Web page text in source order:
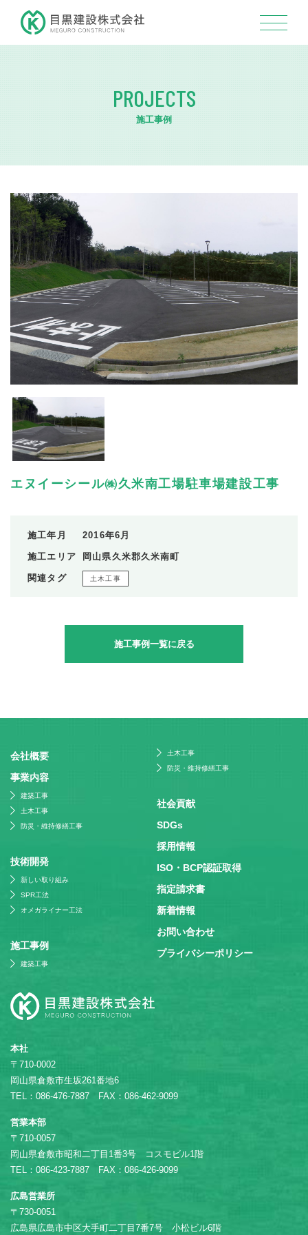
PROJECTS
施工事例
エヌイーシール㈱久米南工場駐車場建設工事
施工年月 2016年6月
施工エリア 岡山県久米郡久米南町
関連タグ 土木工事
施工事例一覧に戻る
本社
〒710-0002
岡山県倉敷市生坂261番地6
TEL：086-476-7887 FAX：086-462-9099
営業本部
〒710-0057
岡山県倉敷市昭和二丁目1番3号 コスモビル1階
TEL：086-423-7887 FAX：086-426-9099
広島営業所
〒730-0051
広島県広島市中区大手町二丁目7番7号 小松ビル6階
会社概要
事業内容
建築工事
土木工事
防災・維持修繕工事
技術開発
新しい取り組み
SPR工法
オメガライナー工法
施⼯事例
建築工事
土木工事
防災・維持修繕工事
社会貢献
SDGs
採⽤情報
ISO・BCP認証取得
指定請求書
新着情報
お問い合わせ
プライバシーポリシー